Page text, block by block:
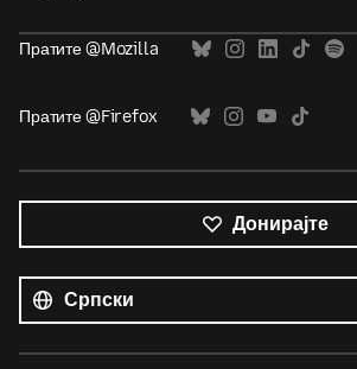
Пратите @Mozilla
Пратите @Firefox
Донирајте
језици
Језик